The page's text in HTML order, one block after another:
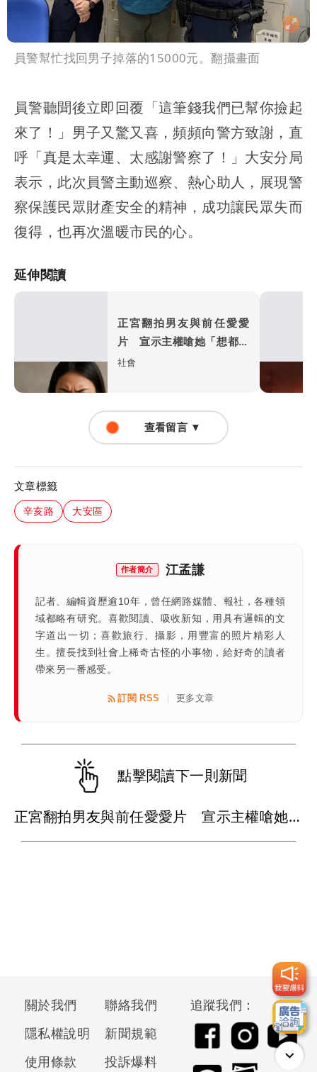
員警幫忙找回男子掉落的15000元。翻攝畫面
員警聽聞後立即回覆「這筆錢我們已幫你撿起
來了！」男子又驚又喜，頻頻向警方致謝，直
呼「真是太幸運、太感謝警察了！」大安分局
表示，此次員警主動巡察、熱心助人，展現警
察保護民眾財產安全的精神，成功讓民眾失而
復得，也再次溫暖市民的心。
延伸閱讀
正宮翻拍男友與前任愛愛
片 宣示主權嗆她「想都別
想」下場曝光
社會
查看留言 ▼
文章標籤
辛亥路 大安區
作者簡介 江孟謙
記者、編輯資歷逾10年，曾任網路媒體、報社，各種領
域都略有研究。喜歡閱讀、吸收新知，用具有邏輯的文
字道出一切；喜歡旅行、攝影，用豐富的照片精彩人
生。擅長找到社會上稀奇古怪的小事物，給好奇的讀者
帶來另一番感受。
訂閱 RSS 更多文章
點擊閱讀下一則新聞
正宮翻拍男友與前任愛愛片 宣示主權嗆她「想都別想」下場曝光
關於我們
聯絡我們
隱私權說明
新聞規範
使用條款
投訴爆料
追蹤我們：